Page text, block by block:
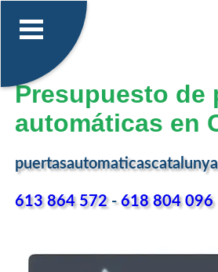
Presupuesto de
automáticas en
613 864 572-618 804 096